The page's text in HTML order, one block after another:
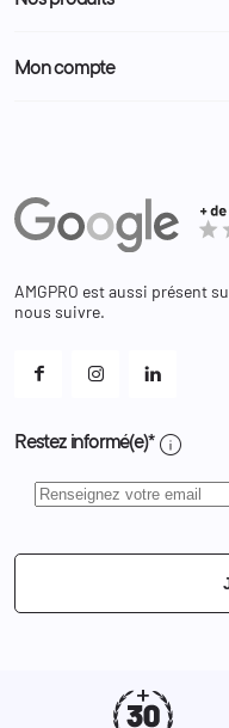
Demande de devis
Nous contacter
Administration
Police Municipale | ASVP
Equipements
Bagagerie
Mon compte
Adresses
Bons de réduction
Et les cookies ?
AMGPRO est aussi présent
nous suivre.
Restez informé(e)* info